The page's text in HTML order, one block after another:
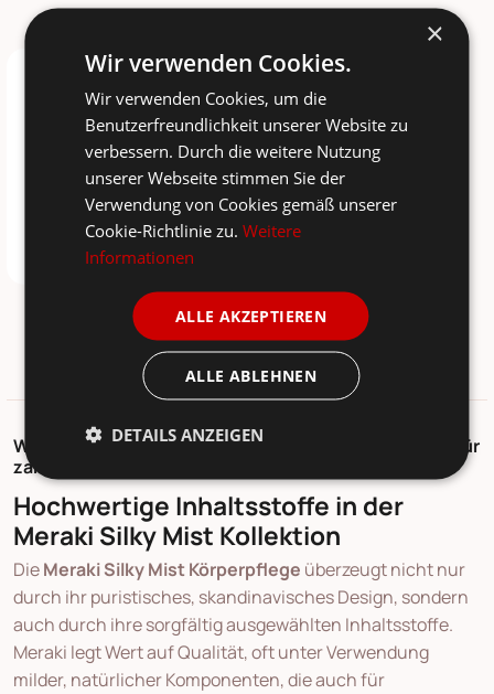
MERAKI
Body Butter
24,95 €
Wissenswertes über Meraki Silky Mist Körperpflege für
zarte Haut und Hygge-Momente
Hochwertige Inhaltsstoffe in der
Meraki Silky Mist Kollektion
DieMeraki Silky Mist Körperpflege überzeugt nicht nur
durch ihr puristisches, skandinavisches Design, sondern
auch durch ihre sorgfältig ausgewählten Inhaltsstoffe.
Meraki legt Wert auf Qualität, oft unter Verwendung
milder, natürlicher Komponenten, die auch für
×
Wir verwenden Cookies.
Wir verwenden Cookies, um die
Benutzerfreundlichkeit unserer Website zu
verbessern. Durch die weitere Nutzung
unserer Webseite stimmen Sie der
Verwendung von Cookies gemäß unserer
Cookie-Richtlinie zu.Weitere
Informationen
ALLE AKZEPTIEREN
ALLE ABLEHNEN
DETAILS ANZEIGEN